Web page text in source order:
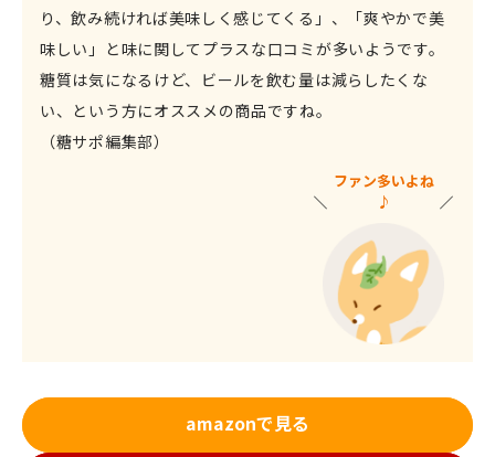
り、飲み続ければ美味しく感じてくる」、「爽やかで美
味しい」と味に関してプラスな口コミが多いようです。
糖質は気になるけど、ビールを飲む量は減らしたくな
い、という方にオススメの商品ですね。
（糖サポ編集部）
ファン多いよね
♪
amazonで見る